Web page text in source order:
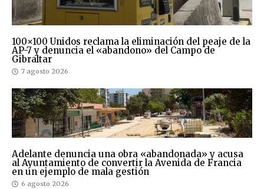
100×100 Unidos reclama la eliminación del peaje de la
AP-7 y denuncia el «abandono» del Campo de
Gibraltar
7 agosto 2026
Adelante denuncia una obra «abandonada» y acusa
al Ayuntamiento de convertir la Avenida de Francia
en un ejemplo de mala gestión
6 agosto 2026